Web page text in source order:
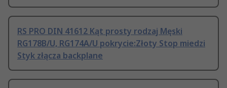
RS PRO DIN 41612 Kąt prosty rodzaj Męski
RG178B/U, RG174A/U pokrycie:Złoty Stop miedzi
Styk złącza backplane